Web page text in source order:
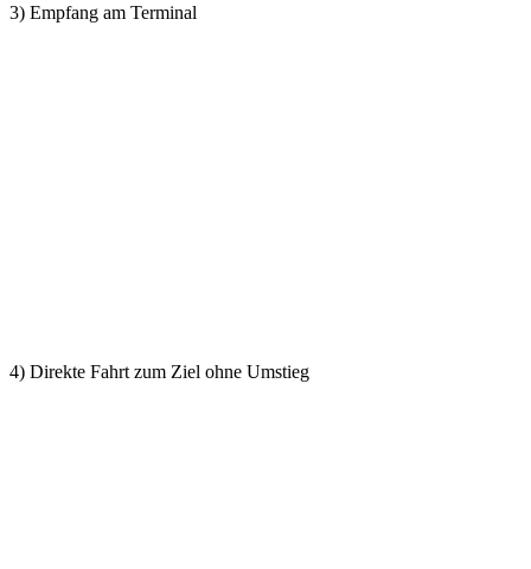
3) Empfang am Terminal
4) Direkte Fahrt zum Ziel ohne Umstieg